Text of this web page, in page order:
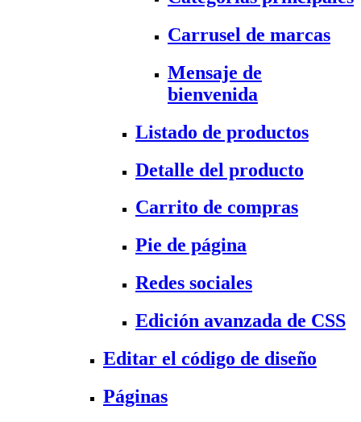
Carrusel de marcas
Mensaje de
bienvenida
Listado de productos
Detalle del producto
Carrito de compras
Pie de página
Redes sociales
Edición avanzada de CSS
Editar el código de diseño
Páginas